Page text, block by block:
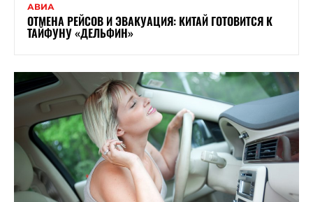
АВИА
ОТМЕНА РЕЙСОВ И ЭВАКУАЦИЯ: КИТАЙ ГОТОВИТСЯ К
ТАЙФУНУ «ДЕЛЬФИН»